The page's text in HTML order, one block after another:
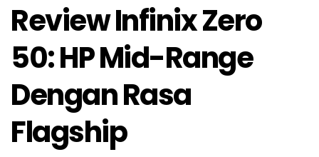
Review Infinix Zero
50: HP Mid-Range
Dengan Rasa
Flagship